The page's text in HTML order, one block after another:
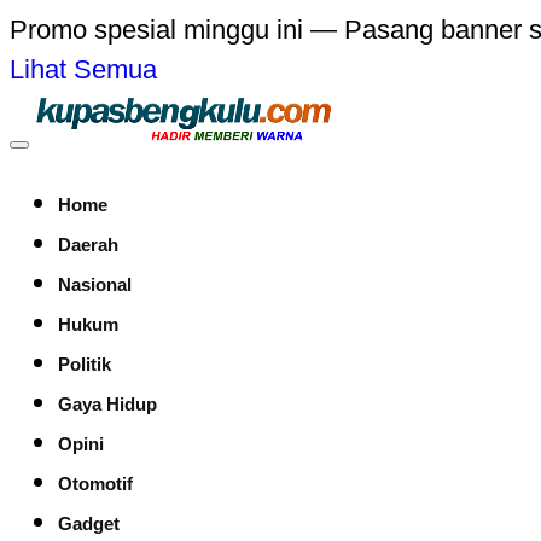
Promo spesial minggu ini — Pasang banner
Lihat Semua
Home
Daerah
Nasional
Hukum
Politik
Gaya Hidup
Opini
Otomotif
Gadget